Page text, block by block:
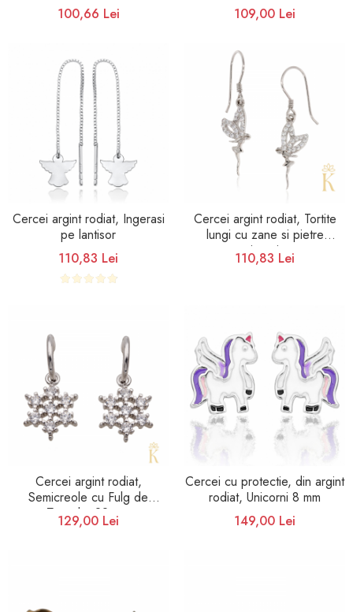
100,66 Lei
109,00 Lei
Cercei argint rodiat, Ingerasi
pe lantisor
110,83 Lei
Cercei argint rodiat, Tortite
lungi cu zane si pietre
zirconia
110,83 Lei
Cercei argint rodiat,
Semicreole cu Fulg de
Zapada, 22 mm
129,00 Lei
Cercei cu protectie, din argint
rodiat, Unicorni 8 mm
149,00 Lei